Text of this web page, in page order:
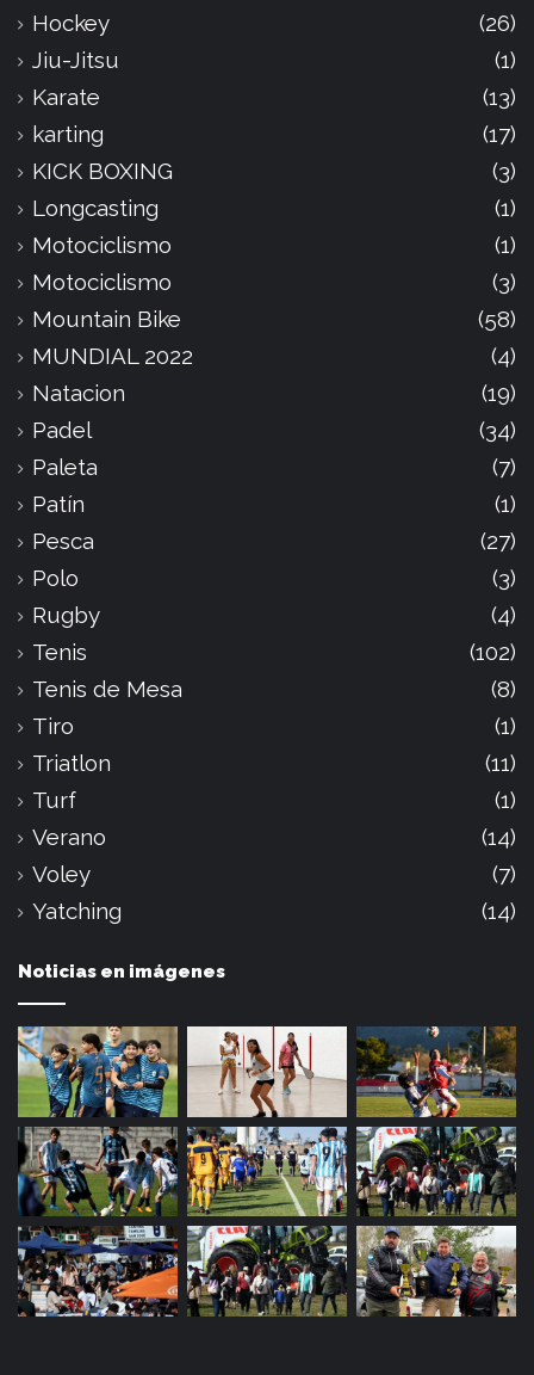
Hockey
(26)
Jiu-Jitsu
(1)
Karate
(13)
karting
(17)
KICK BOXING
(3)
Longcasting
(1)
Motociclismo
(1)
Motociclismo
(3)
Mountain Bike
(58)
MUNDIAL 2022
(4)
Natacion
(19)
Padel
(34)
Paleta
(7)
Patín
(1)
Pesca
(27)
Polo
(3)
Rugby
(4)
Tenis
(102)
Tenis de Mesa
(8)
Tiro
(1)
Triatlon
(11)
Turf
(1)
Verano
(14)
Voley
(7)
Yatching
(14)
Noticias en imágenes